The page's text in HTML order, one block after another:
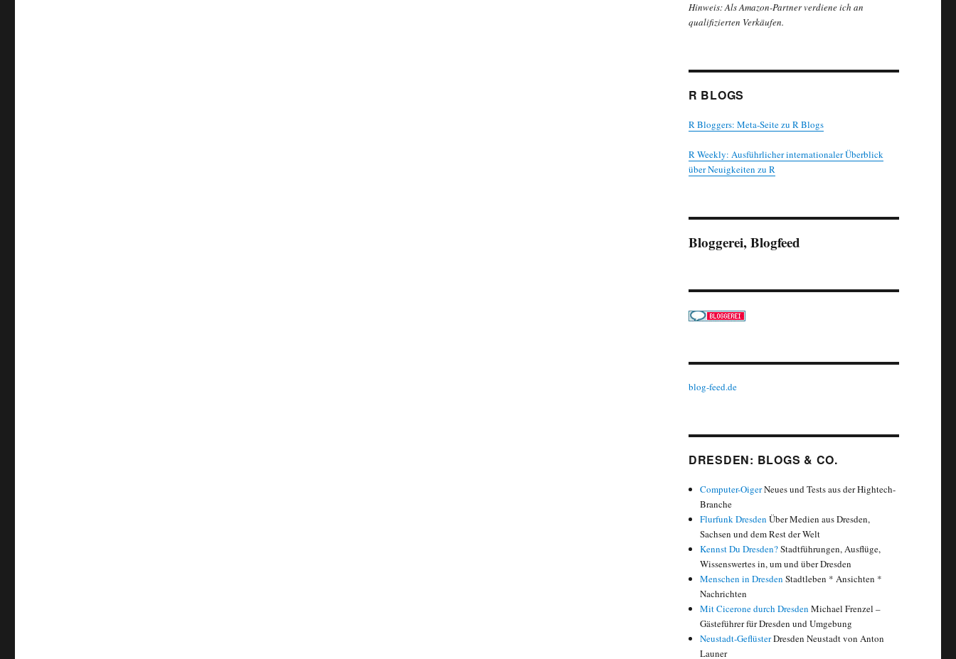
Hinweis: Als Amazon-Partner verdiene ich an
qualifizierten Verkäufen.
R BLOGS
R Bloggers: Meta-Seite zu R Blogs
R Weekly: Ausführlicher internationaler Überblick
über Neuigkeiten zu R
Bloggerei, Blogfeed
blog-feed.de
DRESDEN: BLOGS & CO.
Computer-OigerNeues und Tests aus der Hightech-
Branche
Flurfunk Dresden Über Medien aus Dresden,
Sachsen und dem Rest der Welt
Kennst Du Dresden?Stadtführungen, Ausflüge,
Wissenswertes in, um und über Dresden
Menschen in Dresden Stadtleben * Ansichten *
Nachrichten
Mit Cicerone durch Dresden Michael Frenzel –
Gästeführer für Dresden und Umgebung
Neustadt-GeflüsterDresden Neustadt von Anton
Launer